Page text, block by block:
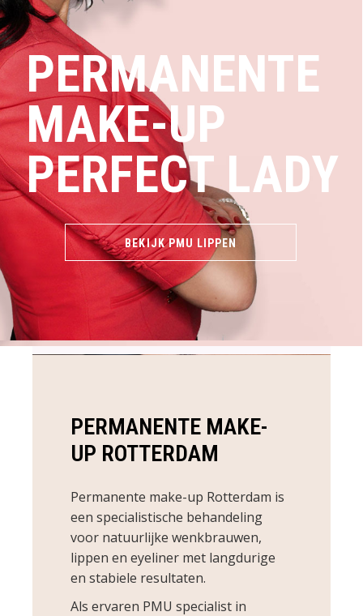
PERMANENTE
MAKE-UP
PERFECT LADY
BEKIJK PMU LIPPEN
PERMANENTE MAKE-
UP ROTTERDAM
Permanente make-up Rotterdam is
een specialistische behandeling
voor natuurlijke wenkbrauwen,
lippen en eyeliner met langdurige
en stabiele resultaten.
Als ervaren PMU specialist in